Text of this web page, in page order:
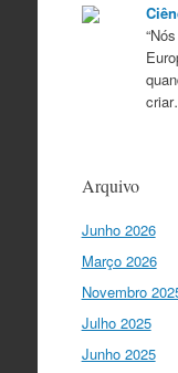
para
Arquivo
Junho 2026
Março 2026
Novembro
Julho 2025
Junho 2025